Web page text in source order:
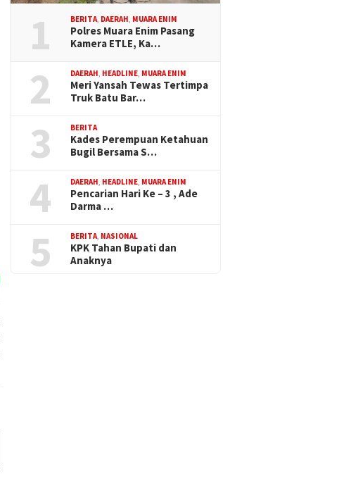
1 BERITA, DAERAH, MUARA ENIM
Polres Muara Enim Pasang
Kamera ETLE, Ka…
2 DAERAH, HEADLINE, MUARA ENIM
Meri Yansah Tewas Tertimpa
Truk Batu Bar…
3 BERITA
Kades Perempuan Ketahuan
Bugil Bersama S…
4 DAERAH, HEADLINE, MUARA ENIM
Pencarian Hari Ke – 3 , Ade
Darma …
5 BERITA, NASIONAL
KPK Tahan Bupati dan
Anaknya